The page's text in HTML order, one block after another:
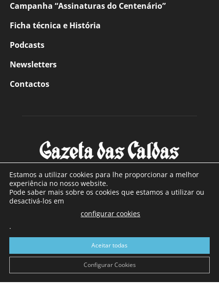
Campanha “Assinaturas do Centenário”
Ficha técnica e História
Podcasts
Newsletters
Contactos
SOBRE NÓS
Com sede nas Caldas da Rainha e mais de 90 anos de
a sul de distrito de Leiria, com mais de 40.000 leitores por
toda a região Oeste. Jornal com distribuição em Portugal
Continental e assinatura online.
Estamos a utilizar cookies para lhe proporcionar a melhor
experiência no nosso website.
Pode saber mais sobre os cookies que estamos a utilizar ou
desactivá-los em
configurar cookies
.
Aceitar todas
Configurar Cookies